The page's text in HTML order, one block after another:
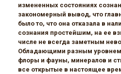
измененных состояниях
закономерный вывод, что
было то, что она отказала в
сознания простейшим, на ее
числе не всегда заметным
Обладающими разным
флоры и фауны, минералов и
все открытые в настоящее